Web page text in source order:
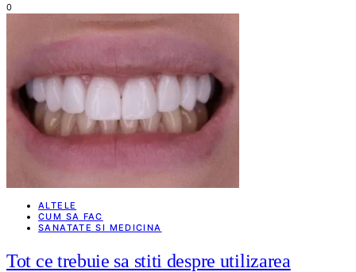
0
ALTELE
CUM SA FAC
SANATATE SI MEDICINA
Tot ce trebuie sa stiti despre utilizarea